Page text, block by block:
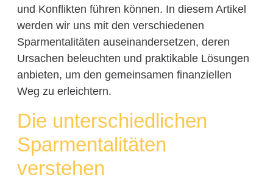
und Konflikten führen können. In diesem Artikel
werden wir uns mit den verschiedenen
Sparmentalitäten auseinandersetzen, deren
Ursachen beleuchten und praktikable Lösungen
anbieten, um den gemeinsamen finanziellen
Weg zu erleichtern.
Die unterschiedlichen
Sparmentalitäten
verstehen